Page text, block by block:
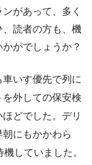
があって、多く
読者の方も、機
がでしょうか？
いす優先で列に
外しての保安検
どでした。デリ
にもかかわら
していました。